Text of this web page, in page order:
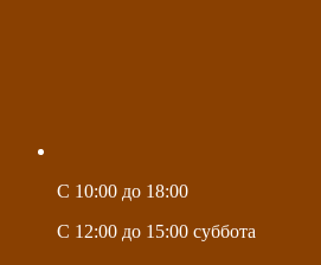
C 10:00 до 18:00
C 12:00 до 15:00 суббота